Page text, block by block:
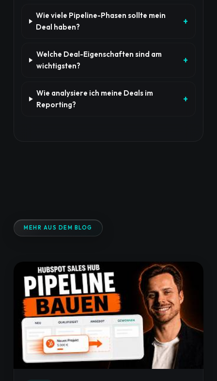
Wie viele Pipeline-Phasen sollte mein
Deal haben?
Welche Deal-Eigenschaften sind am
wichtigsten?
Wie analysiere ich meine Deals im
Reporting?
MEHR AUS DEM BLOG